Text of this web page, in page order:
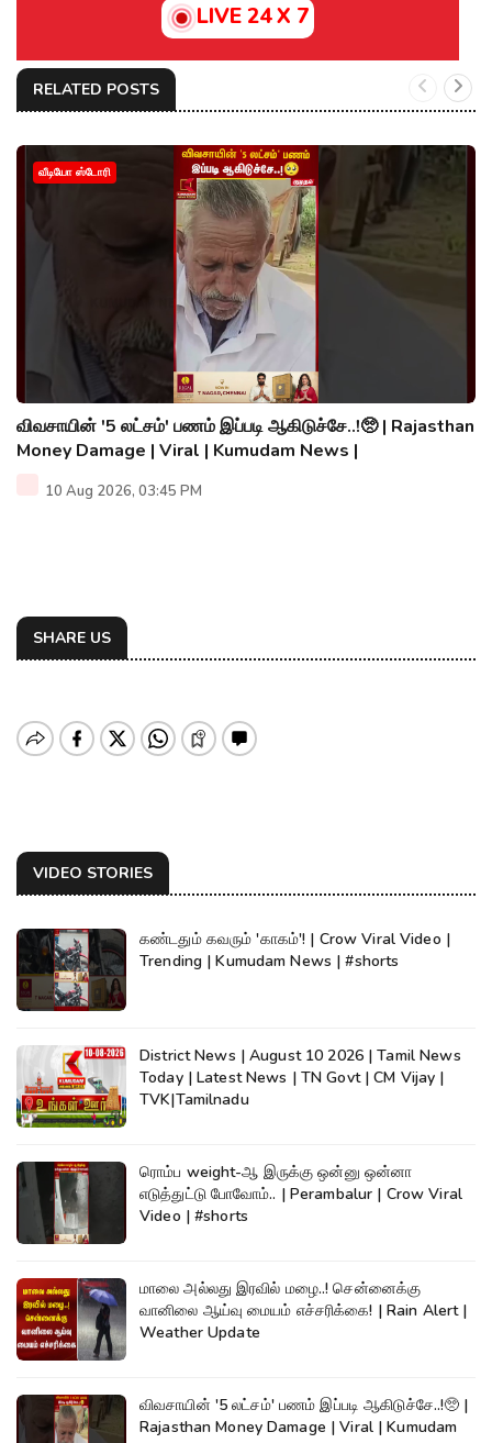
LIVE 24 X 7
RELATED POSTS
வீடியோ ஸ்டோரி
விவசாயின் '5 லட்சம்' பணம் இப்படி ஆகிடுச்சே..!🥺 | Rajasthan
Money Damage | Viral | Kumudam News |
10 Aug 2026, 03:45 PM
SHARE US
VIDEO STORIES
கண்டதும் கவரும் 'காகம்'! | Crow Viral Video |
Trending | Kumudam News | #shorts
District News | August 10 2026 | Tamil News
Today | Latest News | TN Govt | CM Vijay |
TVK|Tamilnadu
ரொம்ப weight-ஆ இருக்கு ஒன்னு ஒன்னா
எடுத்துட்டு போவோம்.. | Perambalur | Crow Viral
Video | #shorts
மாலை அல்லது இரவில் மழை..! சென்னைக்கு
வானிலை ஆய்வு மையம் எச்சரிக்கை! | Rain Alert |
Weather Update
விவசாயின் '5 லட்சம்' பணம் இப்படி ஆகிடுச்சே..!🥺 |
Rajasthan Money Damage | Viral | Kumudam